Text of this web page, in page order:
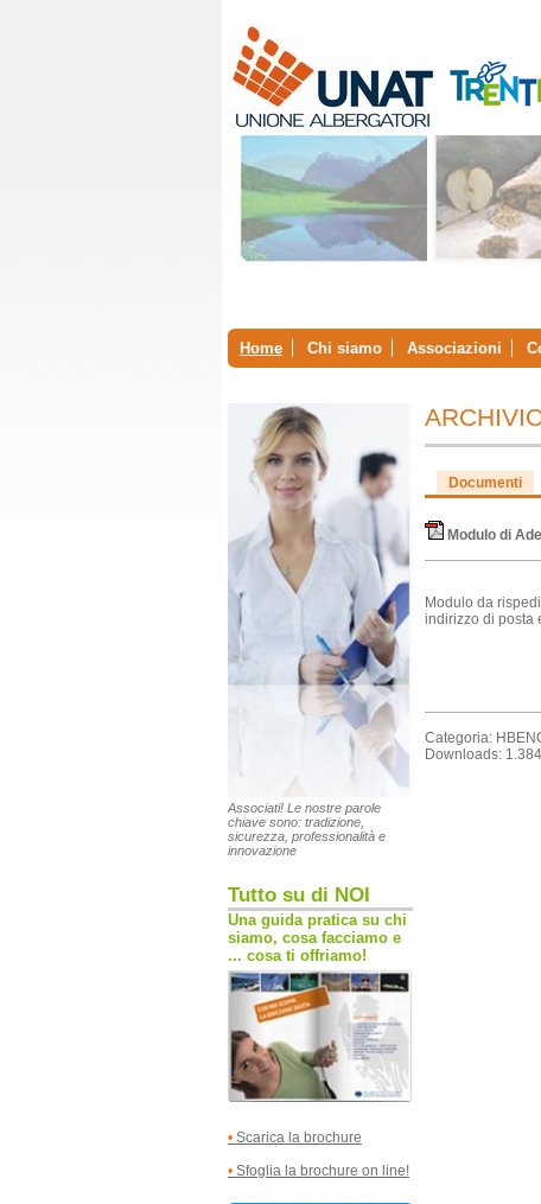
Home Chi siamo Associazioni
Associati! Le nostre parole
chiave sono: tradizione,
sicurezza, professionalità e
innovazione
Tutto su di NOI
Una guida pratica su chi
siamo, cosa facciamo e
... cosa ti offriamo!
• Scarica la brochure
• Sfoglia la brochure on line!
Documenti
Modulo di
Modulo da
indirizzo di posta
Categoria:
Downloads: 1.384